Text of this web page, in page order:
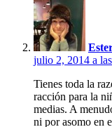
julio 2, 2014 a
Tienes toda la
racción para la
medias. A
ni por asomo en